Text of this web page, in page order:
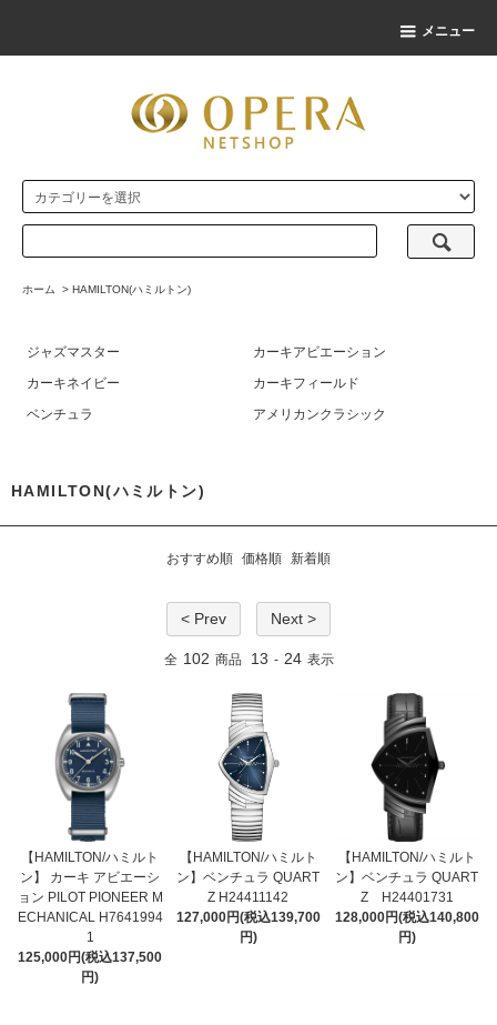
メニュー
ホーム > HAMILTON(ハミルトン)
ジャズマスター
カーキアビエーション
カーキネイビー
カーキフィールド
ベンチュラ
アメリカンクラシック
HAMILTON(ハミルトン)
おすすめ順 価格順 新着順
< Prev Next >
全 102 商品 13 - 24 表示
【HAMILTON/ハミルト
ン】 カーキ アビエーシ
ョン PILOT PIONEER M
ECHANICAL H7641994
1
125,000円(税込137,500
円)
【HAMILTON/ハミルト
ン】ベンチュラ QUART
Z H24411142
127,000円(税込139,700
円)
【HAMILTON/ハミルト
ン】ベンチュラ QUART
Z H24401731
128,000円(税込140,800
円)